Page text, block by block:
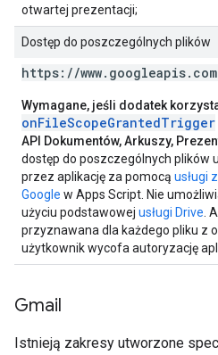
otwartej prezentacji;
Dostęp do poszczególnych plików
https: //www. googleapis. com
Wymagane, jeśli dodatek
onFileScopeGrantedTrigger
API Dokumentów, Arkuszy,
dostęp do poszczególnych plików
przez aplikację za pomocą usługi
Google w Apps Script. Nie
użyciu podstawowej usługi Drive .
przyznawana dla każdego pliku z
użytkownik wycofa autoryzację
Gmail
Istnieją zakresy utworzone